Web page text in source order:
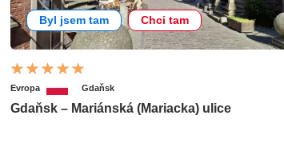
Byl jsem tam Chci tam
Evropa Gdaňsk
Gdaňsk – Mariánská (Mariacka) ulice